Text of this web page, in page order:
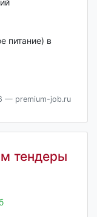
питание) в
— premium-job.ru
тендеры